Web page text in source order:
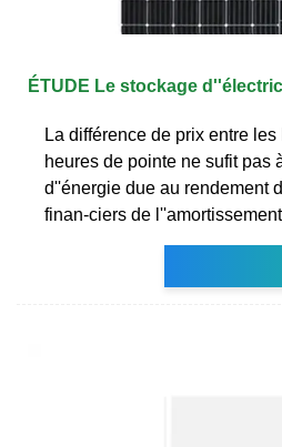
ÉTUDE Le stockage
La différence de prix entre
heures de pointe ne sufit pas
d''énergie due au rendement
finan-ciers de